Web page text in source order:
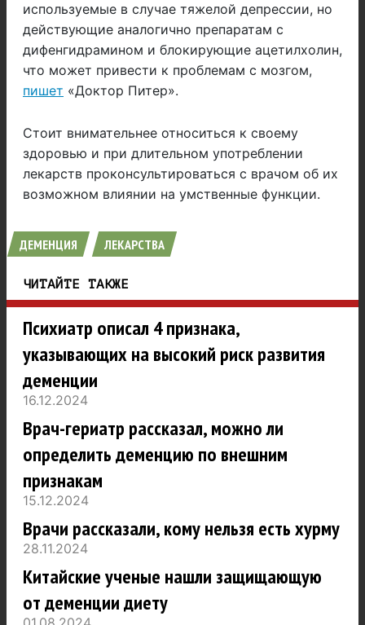
используемые в случае тяжелой депрессии, но
действующие аналогично препаратам с
дифенгидрамином и блокирующие ацетилхолин,
что может привести к проблемам с мозгом,
пишет «Доктор Питер».
Стоит внимательнее относиться к своему
здоровью и при длительном употреблении
лекарств проконсультироваться с врачом об их
возможном влиянии на умственные функции.
ДЕМЕНЦИЯ ЛЕКАРСТВА
ЧИТАЙТЕ ТАКЖЕ
Психиатр описал 4 признака,
указывающих на высокий риск развития
деменции
16.12.2024
Врач-гериатр рассказал, можно ли
определить деменцию по внешним
признакам
15.12.2024
Врачи рассказали, кому нельзя есть хурму
28.11.2024
Китайские ученые нашли защищающую
от деменции диету